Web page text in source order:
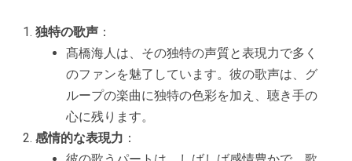
独特の歌声 ：
髙橋海人は、その独特の声質と表現力で多く
のファンを魅了しています。彼の歌声は、グ
ループの楽曲に独特の色彩を加え、聴き手の
心に残ります。
感情的な表現力 ：